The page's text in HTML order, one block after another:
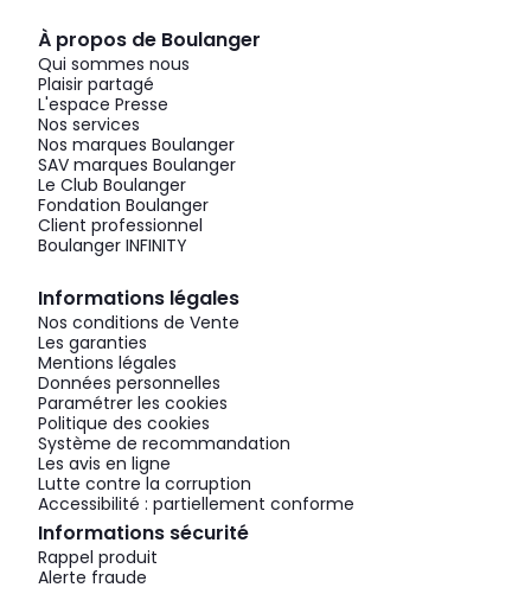
À propos de Boulanger
Qui sommes nous
Plaisir partagé
L'espace Presse
Nos services
Nos marques Boulanger
SAV marques Boulanger
Le Club Boulanger
Fondation Boulanger
Client professionnel
Boulanger INFINITY
Informations légales
Nos conditions de Vente
Les garanties
Mentions légales
Données personnelles
Paramétrer les cookies
Politique des cookies
Système de recommandation
Les avis en ligne
Lutte contre la corruption
Accessibilité : partiellement conforme
Informations sécurité
Rappel produit
Alerte fraude